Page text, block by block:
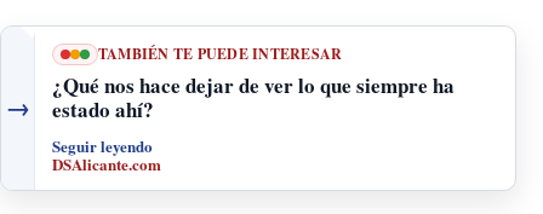
→
TAMBIÉN TE PUEDE INTERESAR
¿Qué nos hace dejar de ver lo que siempre ha
estado ahí?
Seguir leyendo
DSAlicante.com